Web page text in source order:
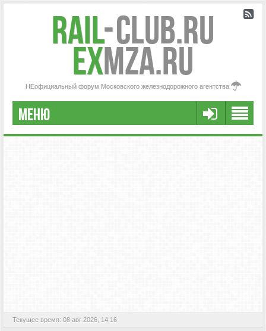
Rail-Club.RU
exMZA.RU
НЕофициальный форум Московского железнодорожного агентства
МЕНЮ
РЕГИСТРАЦИЯ
Текущее время: 08 авг 2026, 14:16